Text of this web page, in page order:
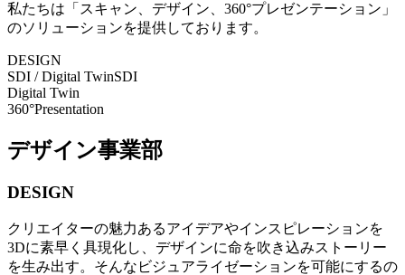
私たちは「スキャン、デザイン、360°プレゼンテーション」
のソリューションを提供しております。
DESIGN
SDI / Digital TwinSDI
Digital Twin
360°Presentation
デザイン事業部
DESIGN
クリエイターの魅力あるアイデアやインスピレーションを
3Dに素早く具現化し、デザインに命を吹き込みストーリー
を生み出す。そんなビジュアライゼーションを可能にするの